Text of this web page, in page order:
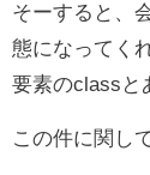
そーすると、
態になってく
要素のclassと
この件に関し